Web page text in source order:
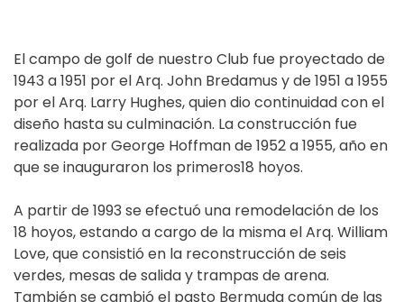
El campo de golf de nuestro Club fue proyectado de
1943 a 1951 por el Arq. John Bredamus y de 1951 a 1955
por el Arq. Larry Hughes, quien dio continuidad con el
diseño hasta su culminación. La construcción fue
realizada por George Hoffman de 1952 a 1955, año en
que se inauguraron los primeros18 hoyos.
A partir de 1993 se efectuó una remodelación de los
18 hoyos, estando a cargo de la misma el Arq. William
Love, que consistió en la reconstrucción de seis
verdes, mesas de salida y trampas de arena.
También se cambió el pasto Bermuda común de las